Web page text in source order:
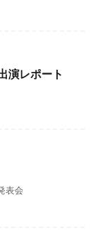
演レポート
表会